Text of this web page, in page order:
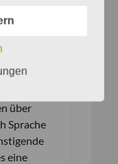
wir
über
Sprache
eine